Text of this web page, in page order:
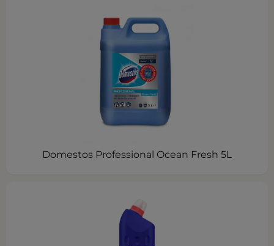
Domestos Professional Ocean Fresh 5L